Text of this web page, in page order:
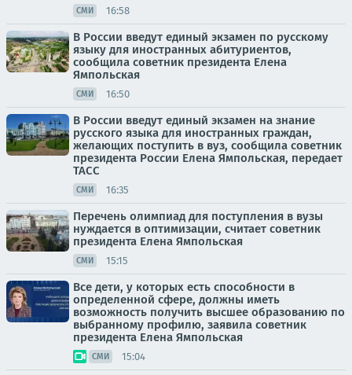
СМИ 16:58
В России введут единый экзамен по русскому
языку для иностранных абитуриентов,
сообщила советник президента Елена
Ямпольская
СМИ 16:50
В России введут единый экзамен на знание
русского языка для иностранных граждан,
желающих поступить в вуз, сообщила советник
президента России Елена Ямпольская, передает
ТАСС
СМИ 16:35
Перечень олимпиад для поступления в вузы
нуждается в оптимизации, считает советник
президента Елена Ямпольская
СМИ 15:15
Все дети, у которых есть способности в
определенной сфере, должны иметь
возможность получить высшее образованию по
выбранному профилю, заявила советник
президента Елена Ямпольская
СМИ 15:04